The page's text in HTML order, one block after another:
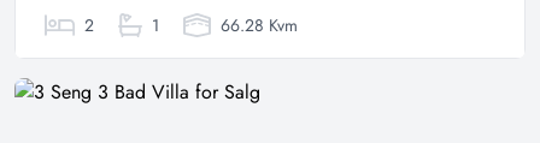
2 1 66.28 Kvm